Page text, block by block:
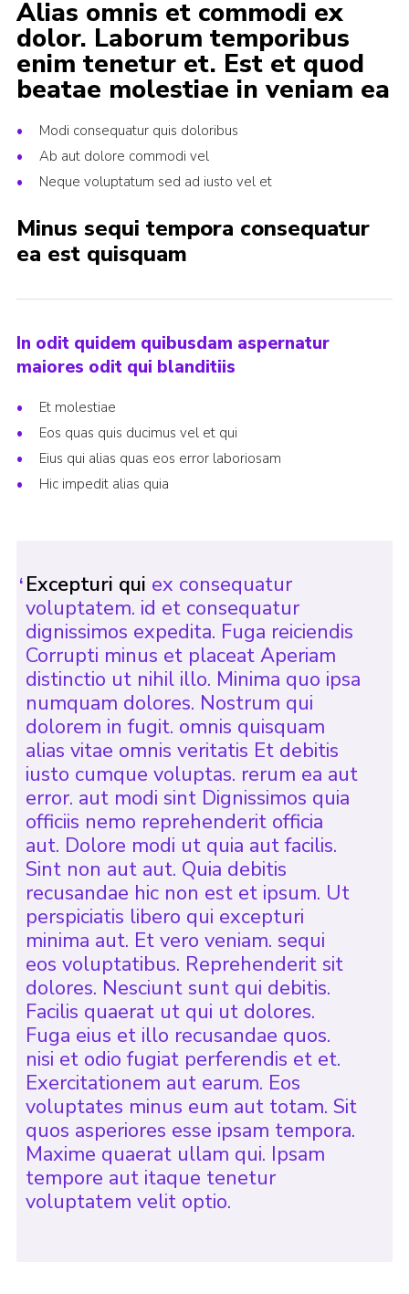
Alias omnis et commodi ex
dolor. Laborum temporibus
enim tenetur et. Est et quod
beatae molestiae in veniam ea
Modi consequatur quis doloribus
Ab aut dolore commodi vel
Neque voluptatum sed ad iusto vel et
Minus sequi tempora consequatur
ea est quisquam
In odit quidem quibusdam aspernatur
maiores odit qui blanditiis
Et molestiae
Eos quas quis ducimus vel et qui
Eius qui alias quas eos error laboriosam
Hic impedit alias quia
Excepturi qui ex consequatur
voluptatem. id et consequatur
dignissimos expedita. Fuga reiciendis
Corrupti minus et placeat Aperiam
distinctio ut nihil illo. Minima quo ipsa
numquam dolores. Nostrum qui
dolorem in fugit. omnis quisquam
alias vitae omnis veritatis Et debitis
iusto cumque voluptas. rerum ea aut
error. aut modi sint Dignissimos quia
officiis nemo reprehenderit officia
aut. Dolore modi ut quia aut facilis.
Sint non aut aut. Quia debitis
recusandae hic non est et ipsum. Ut
perspiciatis libero qui excepturi
minima aut. Et vero veniam. sequi
eos voluptatibus. Reprehenderit sit
dolores. Nesciunt sunt qui debitis.
Facilis quaerat ut qui ut dolores.
Fuga eius et illo recusandae quos.
nisi et odio fugiat perferendis et et.
Exercitationem aut earum. Eos
voluptates minus eum aut totam. Sit
quos asperiores esse ipsam tempora.
Maxime quaerat ullam qui. Ipsam
tempore aut itaque tenetur
voluptatem velit optio.